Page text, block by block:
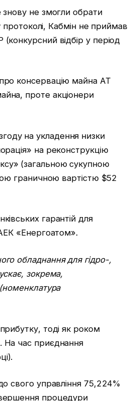
знову не змогли обрати
протоколі, Кабмін не приймав
відбір у період
консервацію майна АТ
проте акціонери
на укладення низки
на реконструкцію
(загальною сукупною
граничною вартістю $52
гарантій для
«Енергоатом».
обладнання для гідро-,
зокрема,
тоді як роком
На час приєднання
свого управління 75,224%
процедури